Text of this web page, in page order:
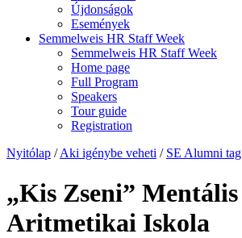
Újdonságok
Események
Semmelweis HR Staff Week
Semmelweis HR Staff Week
Home page
Full Program
Speakers
Tour guide
Registration
Nyitólap /Aki igénybe veheti / SE Alumni tag
„Kis Zseni” Mentális
Aritmetikai Iskola